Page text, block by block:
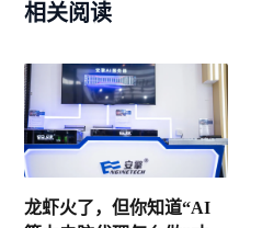
相关阅读
龙虾火了，但你知道“AI